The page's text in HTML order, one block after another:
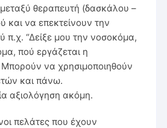
θεραπευτή (δασκάλου –
και να επεκτείνουν την
π.χ. “Δείξε μου την νοσοκόμα,
πού εργάζεται η
να χρησιμοποιηθούν
και πάνω.
αξιολόγηση ακόμη.
πελάτες που έχουν